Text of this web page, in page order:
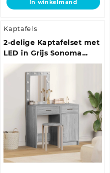
In winkelmand
Kaptafels
2-delige Kaptafelset met
LED in Grijs Sonoma
Hout